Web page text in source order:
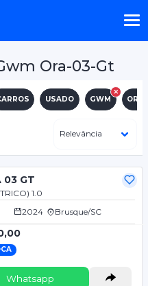
Ora-03-Gt
USADO GWM
03 GT
1.0
2024 Brusque/SC
Whatsapp